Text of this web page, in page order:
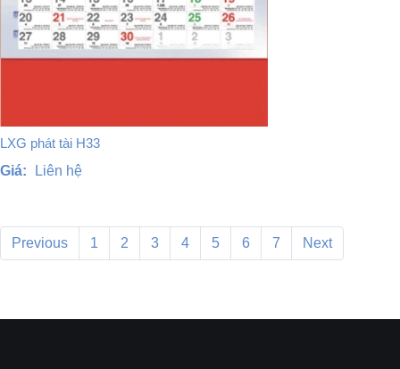
LXG phát tài H33
Giá:
Liên hệ
Previous 1 2 3 4 5 6 7 Next